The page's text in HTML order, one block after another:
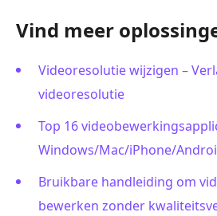
Vind meer
Videoresolutie wijzigen –
videoresolutie
Top 16
Windows/Mac/iPhone/
Bruikbare handleiding om
bewerken zonder